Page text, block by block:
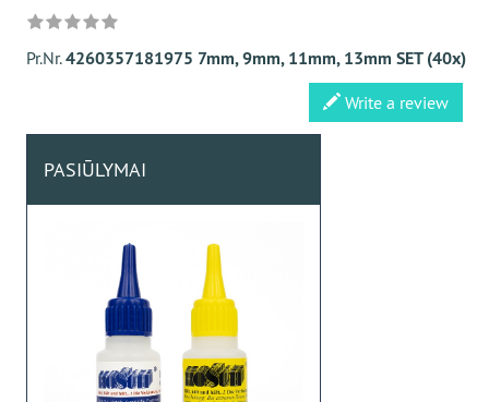
Pr.Nr.4260357181975 7mm, 9mm, 11mm, 13mm SET (40x)
Write a review
PASIŪLYMAI